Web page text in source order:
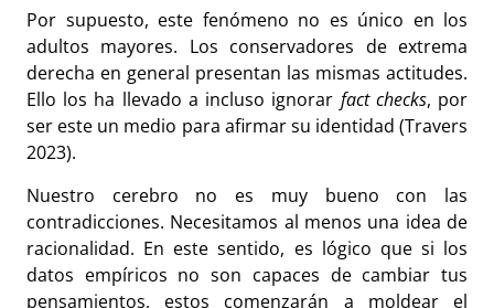
Por supuesto, este fenómeno no es único en los
adultos mayores. Los conservadores de extrema
derecha en general presentan las mismas actitudes.
Ello los ha llevado a incluso ignorar fact checks, por
ser este un medio para afirmar su identidad (Travers
2023).
Nuestro cerebro no es muy bueno con las
contradicciones. Necesitamos al menos una idea de
racionalidad. En este sentido, es lógico que si los
datos empíricos no son capaces de cambiar tus
pensamientos, estos comenzarán a moldear el